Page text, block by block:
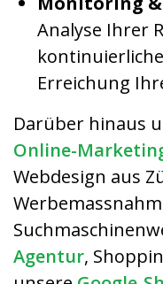
Analyse Ihrer
Erreichung
Darüber hinaus
Online-
Webdesign aus
Agentur,